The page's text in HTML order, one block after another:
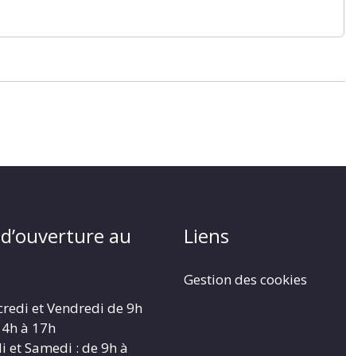
au
et Vendredi de 9h
à 17h
et Samedi : de 9h à
Liens
Gestion des cookies